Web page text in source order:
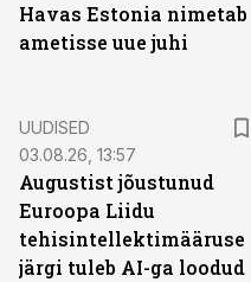
Havas Estonia nimetab
ametisse uue juhi
UUDISED
03.08.26, 13:57
Augustist jõustunud
Euroopa Liidu
tehisintellektimääruse
järgi tuleb AI-ga loodud